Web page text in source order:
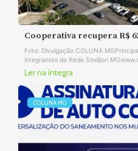
Cooperativa recupera R$
Foto: Divulgação COLUNA
integrantes da Rede Sindijori
Ler na íntegra
COLUNA MG